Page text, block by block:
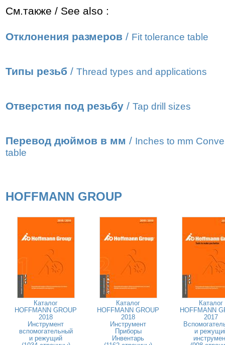
См.также / See also :
Отклонения размеров / Fit tolerance table
Типы резьб / Thread types and applications
Отверстия под резьбу / Tap drill sizes
Перевод дюймов в мм / Inches to mm
table
HOFFMANN GROUP
Каталог
HOFFMANN GROUP
2018
Инструмент
вспомогательный
и режущий
Каталог
HOFFMANN GROUP
2018
Инструмент
Приборы
Инвентарь
Каталог
HOFFMANN
2017
и